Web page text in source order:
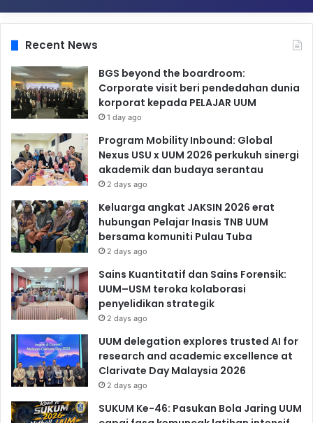
Recent News
BGS beyond the boardroom:
Corporate visit beri pendedahan dunia
korporat kepada PELAJAR UUM
1 day ago
Program Mobility Inbound: Global
Nexus USU x UUM 2026 perkukuh sinergi
akademik dan budaya serantau
2 days ago
Keluarga angkat JAKSIN 2026 erat
hubungan Pelajar Inasis TNB UUM
bersama komuniti Pulau Tuba
2 days ago
Sains Kuantitatif dan Sains Forensik:
UUM–USM teroka kolaborasi
penyelidikan strategik
2 days ago
UUM delegation explores trusted AI for
research and academic excellence at
Clarivate Day Malaysia 2026
2 days ago
SUKUM Ke-46: Pasukan Bola Jaring UUM